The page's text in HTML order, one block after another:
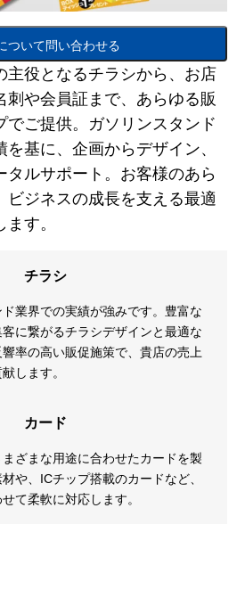
ついて問い合わせる
主役となるチラシから、お店
刺や会員証まで、あらゆる販
でご提供。ガソリンスタンド
基に、企画からデザイン、
タルサポート。お客様のあら
ビジネスの成長を支える最適
す。
チラシ
業界での実績が強みです。豊富な
に繋がるチラシデザインと最適な
率の高い販促施策で、貴店の売上
します。
カード
ざまな用途に合わせたカードを製
や、ICチップ搭載のカードなど、
て柔軟に対応します。